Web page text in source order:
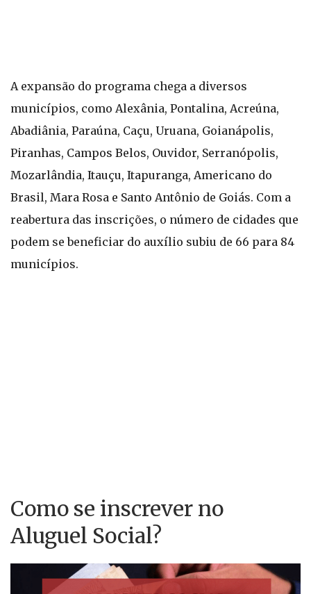
A expansão do programa chega a diversos
municípios, como Alexânia, Pontalina, Acreúna,
Abadiânia, Paraúna, Caçu, Uruana, Goianápolis,
Piranhas, Campos Belos, Ouvidor, Serranópolis,
Mozarlândia, Itauçu, Itapuranga, Americano do
Brasil, Mara Rosa e Santo Antônio de Goiás. Com a
reabertura das inscrições, o número de cidades que
podem se beneficiar do auxílio subiu de 66 para 84
municípios.
Como se inscrever no
Aluguel Social?